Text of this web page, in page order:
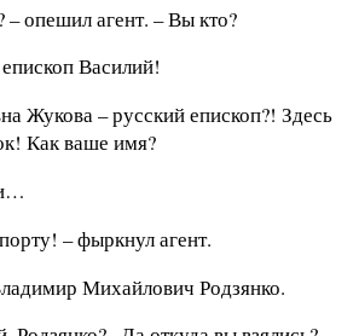
– опешил агент. – Вы кто?
Василий!
Жукова – русский епископ?! Здесь
Как ваше имя?
– фыркнул агент.
Михайлович Родзянко.